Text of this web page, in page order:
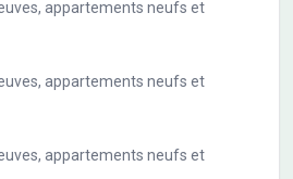
appartements neufs et
appartements neufs et
appartements neufs et